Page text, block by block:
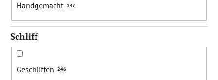
Handgemacht 147
Schliff
Geschliffen 246